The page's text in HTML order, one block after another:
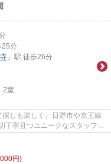
25分
」駅 徒歩26分
2室
しも楽しく。日野市や京王線
丁寧且つユニークなスタッフが
円)